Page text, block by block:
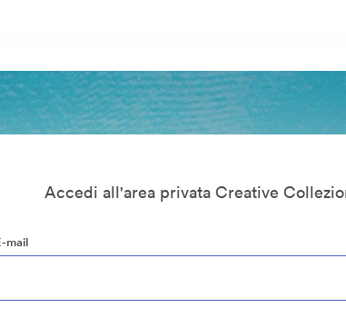
Accedi all'area privata Creative
mail